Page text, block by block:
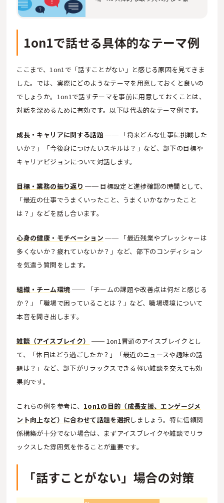
1on1で話せる具体的なテーマ例
ここまで、1on1で「話すことがない」と感じる原因を見てきま
した。では、実際にどのようなテーマを用意しておくと良いの
でしょうか。1on1で話すテーマを事前に用意しておくことは、
対話を深めるために有効です。以下は代表的なテーマ例です。
成長・キャリアに関する話題 ── 「将来どんな仕事に挑戦した
いか？」「今後身につけたいスキルは？」など、部下の目標や
キャリアビジョンについて対話します。
目標・業務の振り返り ── 目標設定と進捗確認の時間として、
「最近の仕事でうまくいったこと、うまくいかなかったこと
は？」などを話し合います。
心身の健康・モチベーション ── 「最近残業やプレッシャーは
多くないか？疲れていないか？」など、部下のコンディション
を気遣う質問をします。
組織・チーム環境 ── 「チームの課題や改善点は何だと感じる
か？」「職場で困っていることは？」など、職場環境について
本音を聞き出します。
雑談（アイスブレイク）
── 1on1冒頭のアイスブレイクとし
て、「休日はどう過ごしたか？」「最近のニュースや趣味の話
題は？」など、部下がリラックスできる軽い雑談を交えても効
果的です。
これらの例を参考に、 1on1の目的（成長支援、エンゲージメ
ント向上など）に合わせて話題を選択 しましょう。特に信頼関
係構築が十分でない場合は、まずアイスブレイクや雑談でリラ
ックスした雰囲気を作ることが重要です。
「話すことがない」場合の対策